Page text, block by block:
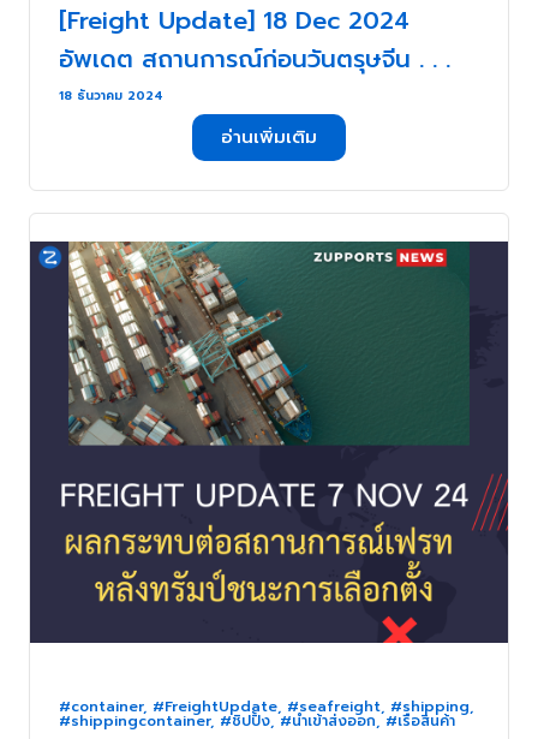
[Freight Update] 18 Dec 2024
อัพเดต สถานการณ์ก่อนวันตรุษจีน . . .
18 ธันวาคม 2024
อ่านเพิ่มเติม
#container, #FreightUpdate, #seafreight, #shipping,
#shippingcontainer, #ชิปปิ้ง,#นำเข้าส่งออก,#เรือสินค้า